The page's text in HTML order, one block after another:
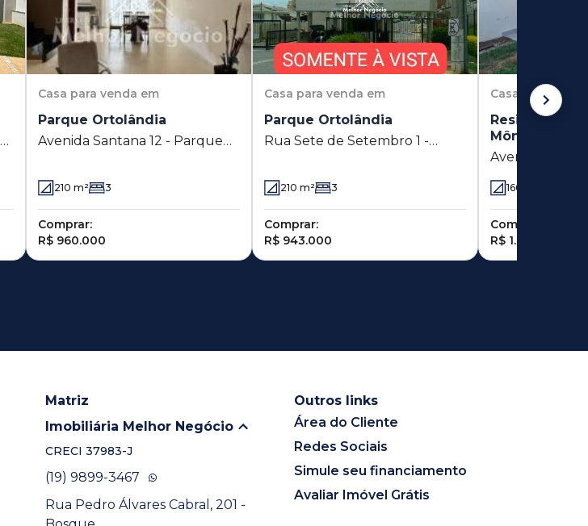
Casa para venda em
Parque Ortolândia
Avenida Santana 12 - Parque
210 m² 3
Comprar:
R$ 960.000
Casa para venda em
Parque Ortolândia
Rua Sete de Setembro 1 -
Hortolândia - SP
210 m² 3
Comprar:
R$ 943.000
Casa para
Residencial
Mônaco -
Avenida Olívio
Hortolândia -
160
Comprar:
R$ 1.000.000
Matriz
Imobiliária Melhor Negócio
CRECI 37983-J
(19) 9899-3467
Rua Pedro Álvares Cabral, 201 -
Outros links
Área do Cliente
Redes Sociais
Simule seu financiamento
Avaliar Imóvel Grátis